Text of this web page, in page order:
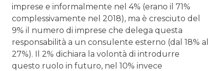
imprese e informalmente nel 4% (erano il 71%
complessivamente nel 2018), ma è cresciuto del
9% il numero di imprese che delega questa
responsabilità a un consulente esterno (dal 18% al
27%). Il 2% dichiara la volontà di introdurre
questo ruolo in futuro, nel 10% invece